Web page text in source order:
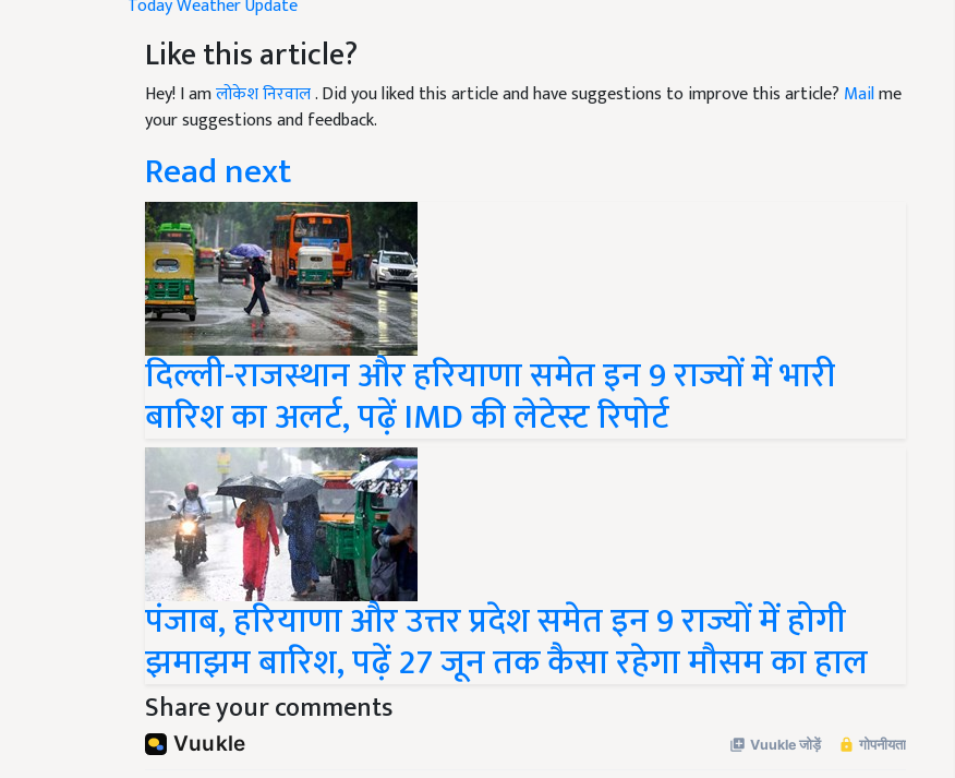
Like this article?
Hey! I amलोकेश निरवाल. Did you liked this article and have suggestions to improve this article?
your suggestions and feedback.
Read next
दिल्ली-राजस्थान और हरियाणा समेत इन 9 राज्यों में भारी
बारिश का अलर्ट, पढ़ें IMD की लेटेस्ट रिपोर्ट
पंजाब, हरियाणा और उत्तर प्रदेश समेत इन 9 राज्यों में होगी
झमाझम बारिश, पढ़ें 27 जून तक कैसा रहेगा मौसम का हाल
Share your comments